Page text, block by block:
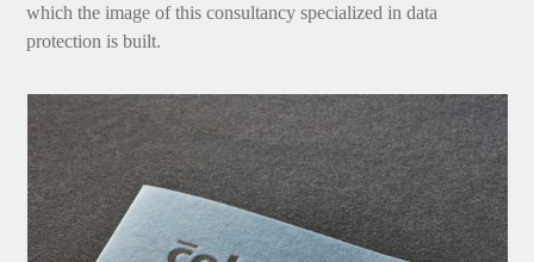
which the image of this consultancy specialized in data
protection is built.